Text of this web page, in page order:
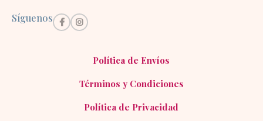
Síguenos
Política de Envíos
Términos y Condiciones
Política de Privacidad